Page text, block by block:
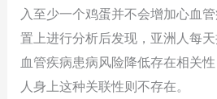
入至少一个鸡蛋并不会增加心血
置上进行分析后发现，亚洲人每
血管疾病患病风险降低存在相关
人身上这种关联性则不存在。